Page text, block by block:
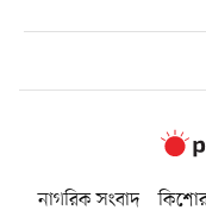
নাগরিক সংবাদ